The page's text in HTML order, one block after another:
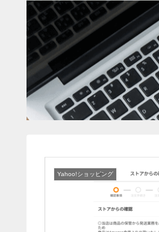
Yahoo!ショッピング